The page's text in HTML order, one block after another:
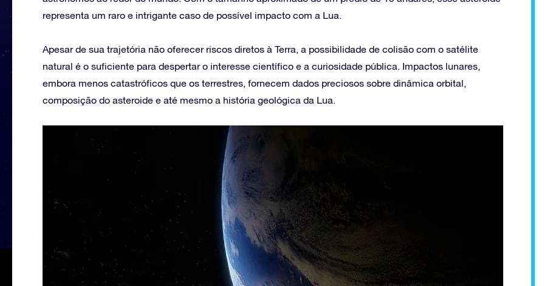
representa um raro e intrigante caso de possível impacto com a Lua.
Apesar de sua trajetória não oferecer riscos diretos à Terra, a possibilidade de colisão com o satélite
natural é o suficiente para despertar o interesse científico e a curiosidade pública. Impactos lunares,
embora menos catastróficos que os terrestres, fornecem dados preciosos sobre dinâmica orbital,
composição do asteroide e até mesmo a história geológica da Lua.